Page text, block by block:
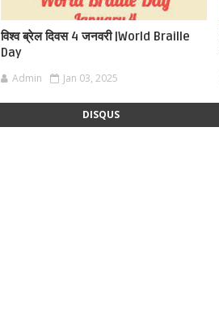
विश्व ब्रेल दिवस 4 जनवरी |World Braille
Day
Admin Jan 03, 2025
DISQUS